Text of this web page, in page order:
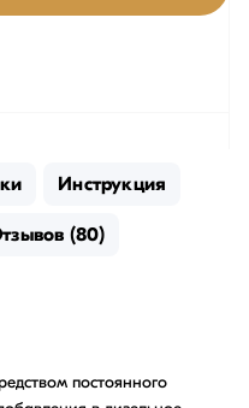
Инструкция
(80)
постоянного